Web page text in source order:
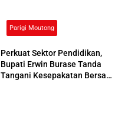
Parigi Moutong
Perkuat Sektor Pendidikan,
Bupati Erwin Burase Tanda
Tangani Kesepakatan Bersama